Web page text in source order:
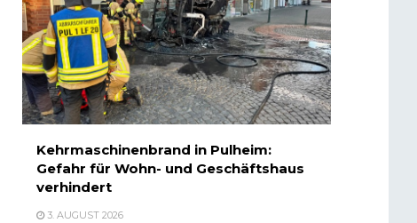
Kehrmaschinenbrand in Pulheim:
Gefahr für Wohn- und Geschäftshaus
verhindert
3. AUGUST 2026